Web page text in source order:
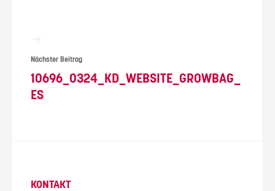
Nächster Beitrag
10696_0324_KD_WEBSITE_GROWBAG_
ES
KONTAKT